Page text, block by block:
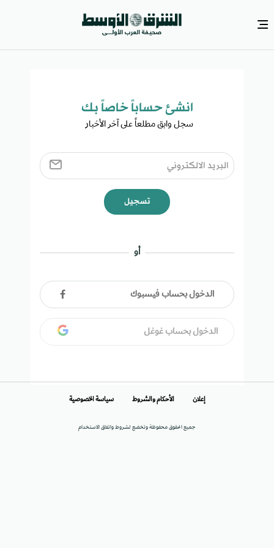
انشئ حساباً خاصاً بك​
سجل وابق مطلعاً على آخر الأخبار ​
تسجيل
أو
الدخول بحساب فيسبوك
الدخول بحساب غوغل
جميع الحقوق محفوظة وتخضع لشروط واتفاق الاستخدام
إعلان الأحكام والشروط سياسة الخصوصية